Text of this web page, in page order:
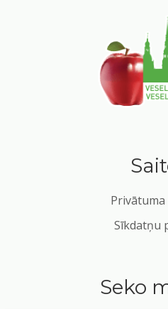
Sīkdatņu
Seko